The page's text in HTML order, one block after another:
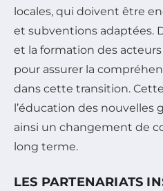
locales, qui doivent être
et subventions adaptées.
et la formation des
pour assurer la
dans cette transition.
l’éducation des
ainsi un changement de
long terme.
LES PARTENARIATS